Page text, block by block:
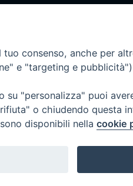
Trasparenza
consenso, anche per
e "targeting e
"personalizza" puoi
o chiudendo questa
disponibili nella cookie